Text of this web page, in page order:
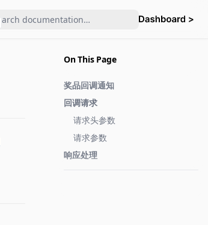
On This Page
奖品回调通知
回调请求
请求头参数
请求参数
响应处理